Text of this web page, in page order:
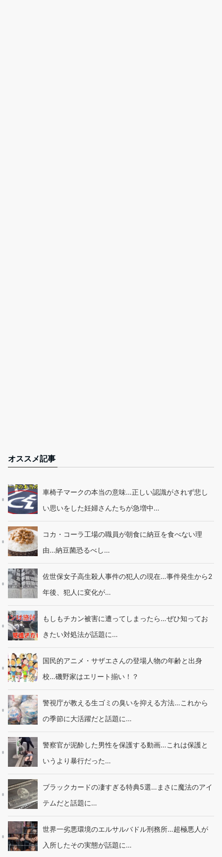
オススメ記事
車椅子マークの本当の意味…正しい認識がされず悲し
い思いをした妊婦さんたちが急増中…
コカ・コーラ工場の職員が朝食に納豆を食べない理
由…納豆菌恐るべし…
佐世保女子高生殺人事件の犯人の現在…事件発生から2
年後、犯人に変化が…
もしもチカン被害に遭ってしまったら…ぜひ知ってお
きたい対処法が話題に…
国民的アニメ・サザエさんの登場人物の年齢と出身
校…磯野家はエリート揃い！？
警視庁が教える生ゴミの臭いを抑える方法…これから
の季節に大活躍だと話題に…
警察官が泥酔した男性を保護する動画…これは保護と
いうより暴行だった…
ブラックカードの凄すぎる特典5選…まさに魔法のアイ
テムだと話題に…
世界一劣悪環境のエルサルバドル刑務所…超極悪人が
入所したその実態が話題に…